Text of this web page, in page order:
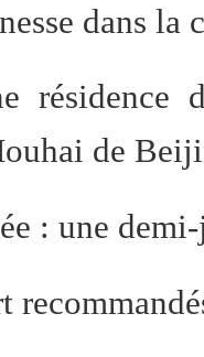
dans la
résidence
de
: une